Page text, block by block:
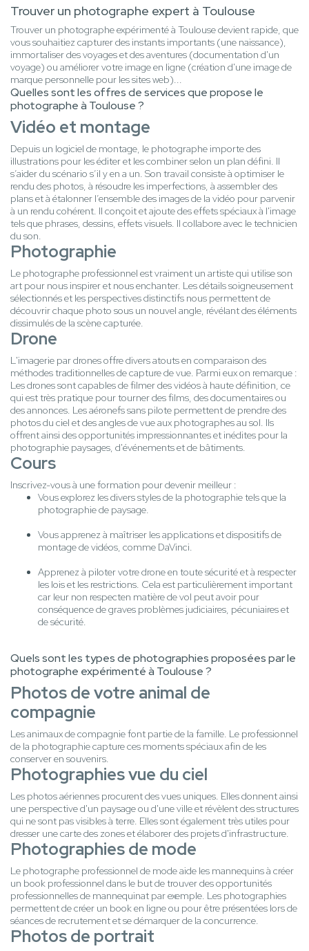
Trouver un photographe expert à Toulouse
Trouver un photographe expérimenté à Toulouse devient rapide, que
vous souhaitiez capturer des instants importants (une naissance),
immortaliser des voyages et des aventures (documentation d'un
voyage) ou améliorer votre image en ligne (création d'une image de
marque personnelle pour les sites web)...
Quelles sont les offres de services que propose le
photographe à Toulouse ?
Vidéo et montage
Depuis un logiciel de montage, le photographe importe des
illustrations pour les éditer et les combiner selon un plan défini. Il
s’aider du scénario s’il y en a un. Son travail consiste à optimiser le
rendu des photos, à résoudre les imperfections, à assembler des
plans et à étalonner l’ensemble des images de la vidéo pour parvenir
à un rendu cohérent. Il conçoit et ajoute des effets spéciaux à l'image
tels que phrases, dessins, effets visuels. Il collabore avec le technicien
du son.
Photographie
Le photographe professionnel est vraiment un artiste qui utilise son
art pour nous inspirer et nous enchanter. Les détails soigneusement
sélectionnés et les perspectives distinctifs nous permettent de
découvrir chaque photo sous un nouvel angle, révélant des éléments
dissimulés de la scène capturée.
Drone
L'imagerie par drones offre divers atouts en comparaison des
méthodes traditionnelles de capture de vue. Parmi eux on remarque :
Les drones sont capables de filmer des vidéos à haute définition, ce
qui est très pratique pour tourner des films, des documentaires ou
des annonces. Les aéronefs sans pilote permettent de prendre des
photos du ciel et des angles de vue aux photographes au sol. Ils
offrent ainsi des opportunités impressionnantes et inédites pour la
photographie paysages, d'événements et de bâtiments.
Cours
Inscrivez-vous à une formation pour devenir meilleur :
Vous explorez les divers styles de la photographie tels que la
photographie de paysage.
Vous apprenez à maîtriser les applications et dispositifs de
montage de vidéos, comme DaVinci.
Apprenez à piloter votre drone en toute sécurité et à respecter
les lois et les restrictions. Cela est particulièrement important
car leur non respecten matière de vol peut avoir pour
conséquence de graves problèmes judiciaires, pécuniaires et
de sécurité.
Quels sont les types de photographies proposées par le
photographe expérimenté à Toulouse ?
Photos de votre animal de
compagnie
Les animaux de compagnie font partie de la famille. Le professionnel
de la photographie capture ces moments spéciaux afin de les
conserver en souvenirs.
Photographies vue du ciel
Les photos aériennes procurent des vues uniques. Elles donnent ainsi
une perspective d'un paysage ou d'une ville et révèlent des structures
qui ne sont pas visibles à terre. Elles sont également très utiles pour
dresser une carte des zones et élaborer des projets d'infrastructure.
Photographies de mode
Le photographe professionnel de mode aide les mannequins à créer
un book professionnel dans le but de trouver des opportunités
professionnelles de mannequinat par exemple. Les photographies
permettent de créer un book en ligne ou pour être présentées lors de
séances de recrutement et se démarquer de la concurrence.
Photos de portrait